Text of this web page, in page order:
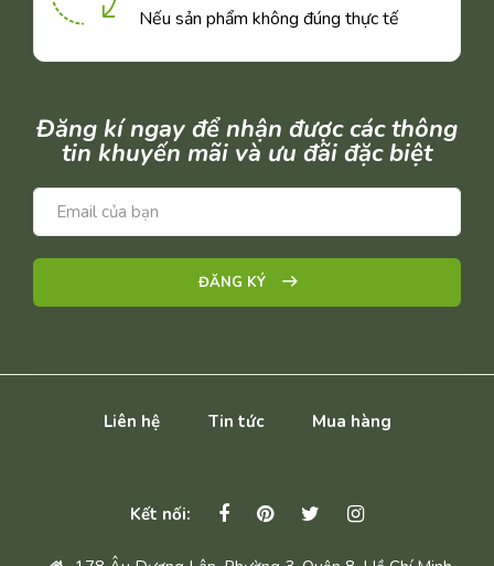
Nếu sản phẩm không đúng thực tế
Đăng kí ngay để nhận được các thông
tin khuyến mãi và ưu đãi đặc biệt
ĐĂNG KÝ
Liên hệ Tin tức Mua hàng
Kết nối: